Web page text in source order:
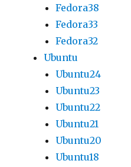
Fedora38
Fedora33
Fedora32
Ubuntu
Ubuntu24
Ubuntu23
Ubuntu22
Ubuntu21
Ubuntu20
Ubuntu18